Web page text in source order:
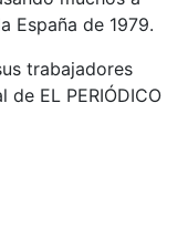
España de 1979.
trabajadores
EL PERIÓDICO